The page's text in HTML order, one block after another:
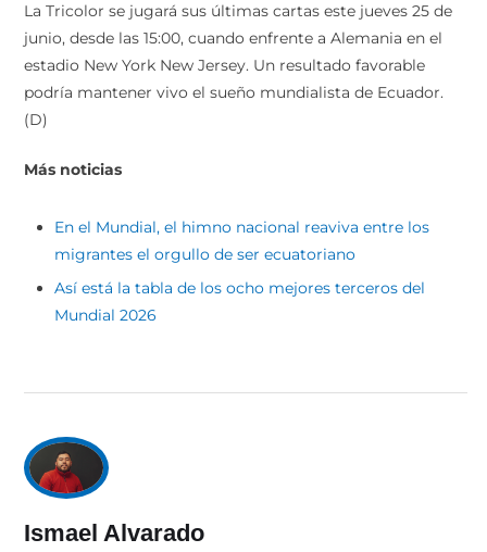
La Tricolor se jugará sus últimas cartas este jueves 25 de
junio, desde las 15:00, cuando enfrente a Alemania en el
estadio New York New Jersey. Un resultado favorable
podría mantener vivo el sueño mundialista de Ecuador.
(D)
Más noticias
En el Mundial, el himno nacional reaviva entre los
migrantes el orgullo de ser ecuatoriano
Así está la tabla de los ocho mejores terceros del
Mundial 2026
Ismael Alvarado